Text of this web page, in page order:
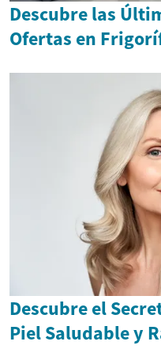
Descubre las
Ofertas en
Descubre el
Piel Saludable y